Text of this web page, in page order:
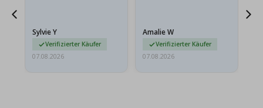
sie…
Sylvie Y
Verifizierter Käufer
07.08.2026
Amalie W
Verifizierter Käufer
07.08.2026